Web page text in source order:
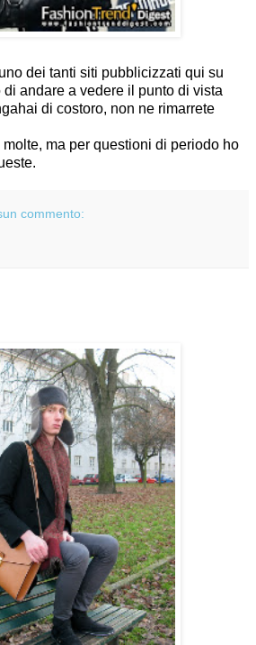
dei tanti siti pubblicizzati qui su
di andare a vedere il punto di vista
di costoro, non ne rimarrete
ma per questioni di periodo ho
commento: